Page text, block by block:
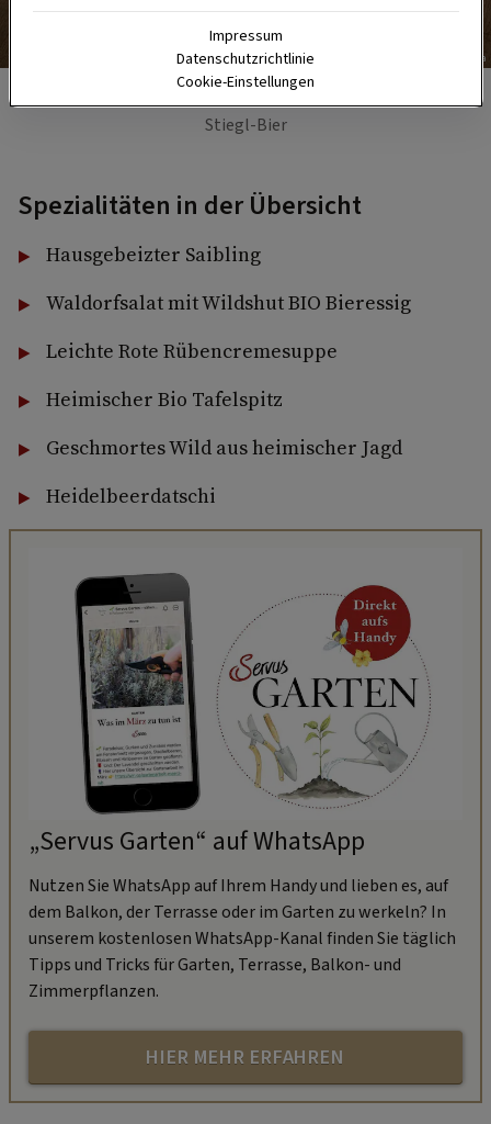
Foto: Bazzoka
Stiegl-Bier
Spezialitäten in der Übersicht
Hausgebeizter Saibling
Waldorfsalat mit Wildshut BIO Bieressig
Leichte Rote Rübencremesuppe
Heimischer Bio Tafelspitz
Geschmortes Wild aus heimischer Jagd
Heidelbeerdatschi
„Servus Garten“ auf WhatsApp
Nutzen Sie WhatsApp auf Ihrem Handy und lieben es, auf
dem Balkon, der Terrasse oder im Garten zu werkeln? In
unserem kostenlosen WhatsApp-Kanal finden Sie täglich
Tipps und Tricks für Garten, Terrasse, Balkon- und
Zimmerpflanzen.
HIER MEHR ERFAHREN
Impressum
Datenschutzrichtlinie
Cookie-Einstellungen